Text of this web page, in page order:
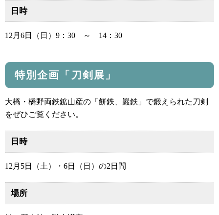
日時
12月6日（日）9：30 ～ 14：30
特別企画「刀剣展」
大橋・橋野両鉄鉱山産の「餅鉄、巖鉄」で鍛えられた刀剣
をぜひご覧ください。
日時
12月5日（土）・6日（日）の2日間
場所